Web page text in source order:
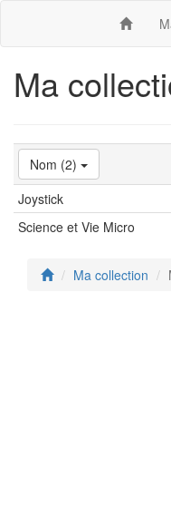
Ma
Nom (2)
Joystick
Science et Vie Micro
Ma collection